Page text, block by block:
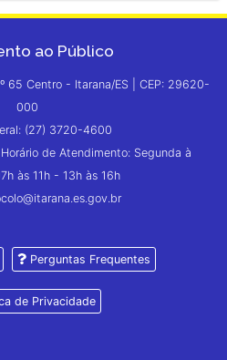
o
p
ao Público
65 Centro - Itarana/ES | CEP: 29620-
000
(27) 3720-4600
de Atendimento: Segunda à
às 11h - 13h às 16h
Perguntas Frequentes
de Privacidade